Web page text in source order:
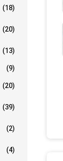
(18)
(20)
(13)
(9)
(20)
(39)
(2)
(4)